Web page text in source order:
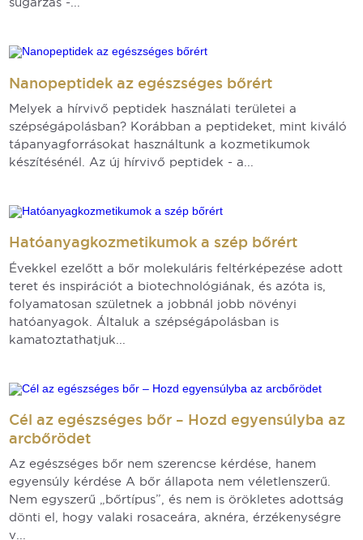
sugárzás -...
Nanopeptidek az egészséges bőrért
Melyek a hírvivő peptidek használati területei a
szépségápolásban? Korábban a peptideket, mint kiváló
tápanyagforrásokat használtunk a kozmetikumok
készítésénél. Az új hírvivő peptidek - a...
Hatóanyagkozmetikumok a szép bőrért
Évekkel ezelőtt a bőr molekuláris feltérképezése adott
teret és inspirációt a biotechnológiának, és azóta is,
folyamatosan születnek a jobbnál jobb növényi
hatóanyagok. Általuk a szépségápolásban is
kamatoztathatjuk...
Cél az egészséges bőr – Hozd egyensúlyba az
arcbőrödet
Az egészséges bőr nem szerencse kérdése, hanem
egyensúly kérdése A bőr állapota nem véletlenszerű.
Nem egyszerű „bőrtípus”, és nem is örökletes adottság
dönti el, hogy valaki rosaceára, aknéra, érzékenységre
v...